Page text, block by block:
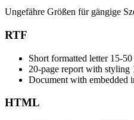
Ungefähre Größen für gängige
RTF
Short formatted letter 15-
20-page report with styling
Document with embedded
HTML